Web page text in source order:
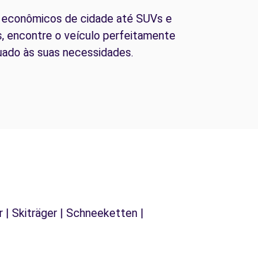
de cidade até SUVs e
encontre o veículo perfeitamente
às suas necessidades.
| Skiträger | Schneeketten |